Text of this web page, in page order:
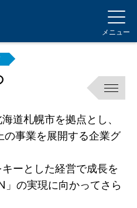
メニュー
道札幌市を拠点とし、
事業を展開する企業グ
キーとした経営で成長を
」の実現に向かってさら